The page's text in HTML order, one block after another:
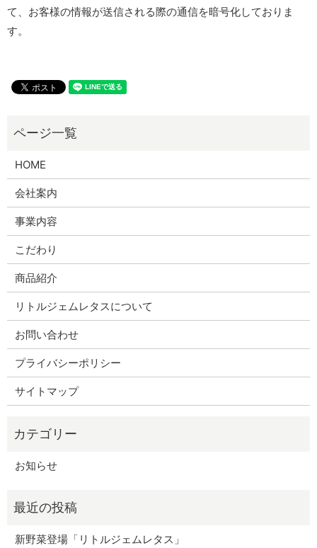
て、お客様の情報が送信される際の通信を暗号化しておりま
す。
HOME
会社案内
事業内容
こだわり
商品紹介
リトルジェムレタスについて
お問い合わせ
プライバシーポリシー
サイトマップ
お知らせ
新野菜登場「リトルジェムレタス」